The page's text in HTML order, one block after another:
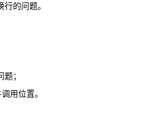
的问题。
；
用位置。